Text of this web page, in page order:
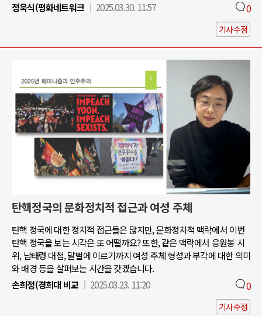
정욱식(평화네트워크
2025.03.30. 11:57 0
기사수정
탄핵정국의 문화정치적 접근과 여성 주체
탄핵 정국에 대한 정치적 접근들은 많지만, 문화정치적 맥락에서 이번
탄핵 정국을 보는 시각은 또 어떨까요? 또한, 같은 맥락에서 응원봉 시
위, 남태령 대첩, 말벌에 이르기까지 여성 주체 형성과 부각에 대한 의미
와 배경 등을 살펴보는 시간을 갖겠습니다.
손희정(경희대 비교
2025.03.23. 11:20 0
기사수정